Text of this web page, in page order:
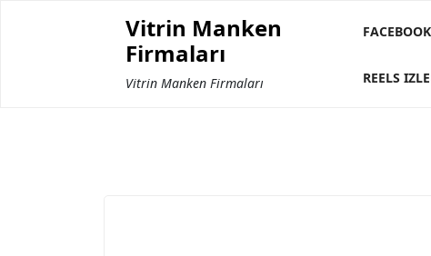
Vitrin Manken
Firmaları
Vitrin Manken Firmaları REELS